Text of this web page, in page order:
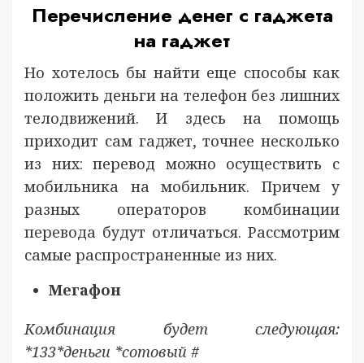
Перечисление денег с гаджета
на гаджет
Но хотелось бы найти еще способы как
положить деньги на телефон без лишних
телодвижений. И здесь на помощь
приходит сам гаджет, точнее несколько
из них: перевод можно осуществить с
мобильника на мобильник. Причем у
разных операторов комбинации
перевода будут отличаться. Рассмотрим
самые распространенные из них.
Мегафон
Комбинация будет следующая:
*133*деньги *сотовый #